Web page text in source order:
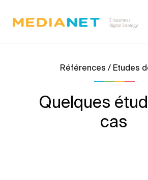
Références / Etudes
Quelques
cas